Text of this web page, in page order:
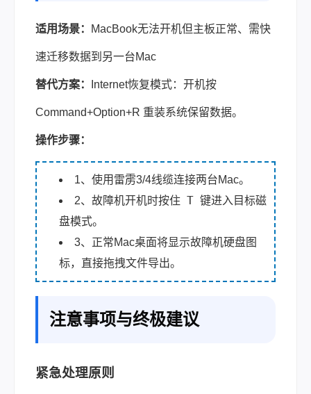
适用场景： MacBook无法开机但主板正常、需快
速迁移数据到另一台Mac
替代方案： Internet恢复模式：开机按
Command+Option+R 重装系统保留数据。
操作步骤：
1、使用雷雳3/4线缆连接两台Mac。
2、故障机开机时按住 T 键进入目标磁
盘模式。
3、正常Mac桌面将显示故障机硬盘图
标，直接拖拽文件导出。
注意事项与终极建议
紧急处理原则